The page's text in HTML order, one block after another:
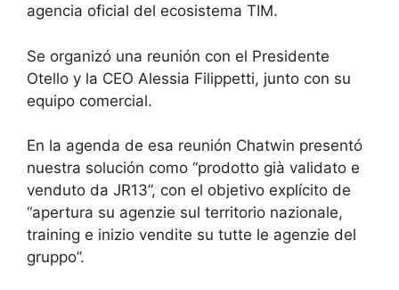
agencia oficial del ecosistema TIM.
Se organizó una reunión con el Presidente
Otello y la CEO Alessia Filippetti, junto con su
equipo comercial.
En la agenda de esa reunión Chatwin presentó
nuestra solución como “prodotto già validato e
venduto da JR13”, con el objetivo explícito de
“apertura su agenzie sul territorio nazionale,
training e inizio vendite su tutte le agenzie del
gruppo”.